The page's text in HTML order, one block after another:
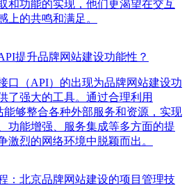
和功能的实现，他们更渴望在交互
上的共鸣和满足。
提升品牌网站建设功能性？
口（API）的出现为品牌网站建设功
了强大的工具。通过合理利用
能够整合各种外部服务和资源，实现
功能增强、服务集成等多方面的提
激烈的网络环境中脱颖而出。
：北京品牌网站建设的项目管理技